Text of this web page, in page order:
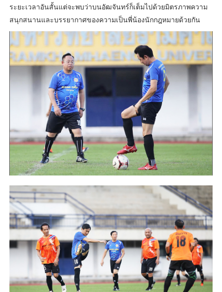
ระยะเวลาอันสั้นแต่จะพบว่าบนอัฒจันทร์ก็เต็มไปด้วยมิตรภาพความ
สนุกสนานและบรรยากาศของความเป็นพี่น้องนักกฎหมายด้วยกัน